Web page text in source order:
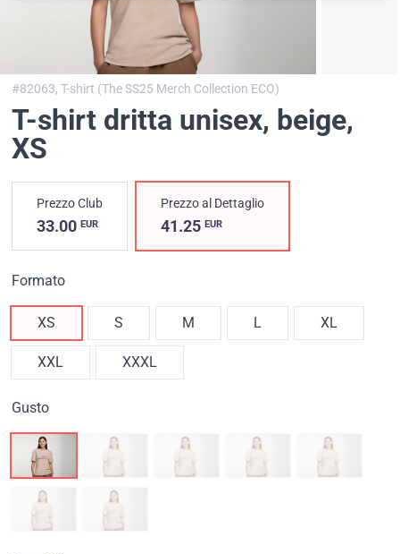
#82063,T-shirt (The SS25 Merch Collection ECO)
T-shirt dritta unisex, beige,
XS
Prezzo Club
33.00 EUR
Prezzo al Dettaglio
41.25EUR
Formato
XS S M L XL
XXL XXXL
Gusto